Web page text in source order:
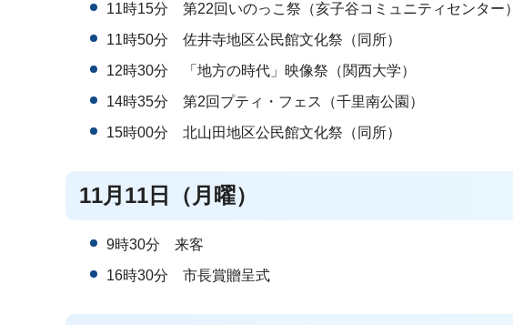
11時15分 第22回いのっこ祭（亥子谷コミュニティセンター）
11時50分 佐井寺地区公民館文化祭（同所）
12時30分 「地方の時代」映像祭（関西大学）
14時35分 第2回プティ・フェス（千里南公園）
15時00分 北山田地区公民館文化祭（同所）
11月11日（月曜）
9時30分 来客
16時30分 市長賞贈呈式